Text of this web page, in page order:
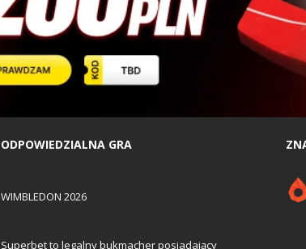
ODPOWIEDZIALNA GRA
WIMBLEDON 2026
Superbet to legalny bukmacher posiadający